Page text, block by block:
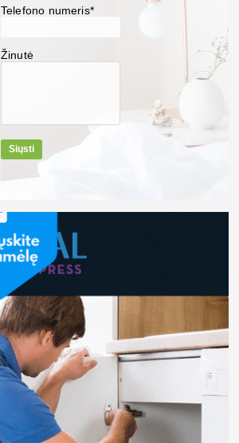
Telefono numeris*
Žinutė
Siųsti